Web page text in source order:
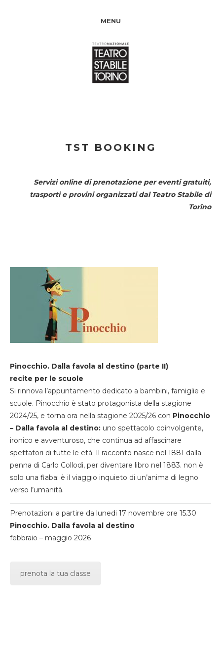
MENU
TST BOOKING
Servizi online di prenotazione per eventi gratuiti,
trasporti e provini organizzati dal Teatro Stabile di
Torino
Pinocchio. Dalla favola al destino (parte II)
recite per le scuole
Si rinnova l’appuntamento dedicato a bambini, famiglie e
scuole. Pinocchio è stato protagonista della stagione
2024/25, e torna ora nella stagione 2025/26 con Pinocchio
– Dalla favola al destino: uno spettacolo coinvolgente,
ironico e avventuroso, che continua ad affascinare
spettatori di tutte le età. Il racconto nasce nel 1881 dalla
penna di Carlo Collodi, per diventare libro nel 1883. non è
solo una fiaba: è il viaggio inquieto di un’anima di legno
verso l’umanità.
Prenotazioni a partire da lunedi 17 novembre ore 15.30
Pinocchio. Dalla favola al destino
febbraio – maggio 2026
prenota la tua classe